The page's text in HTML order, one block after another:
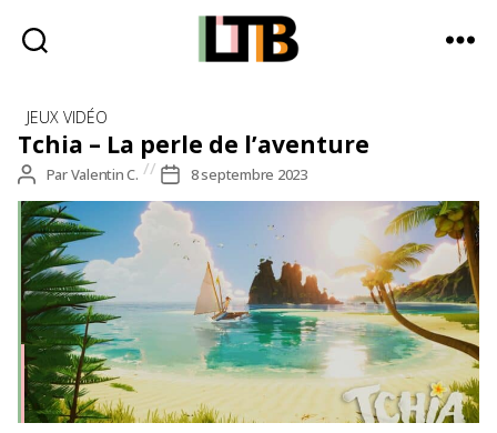
Bag
-
Média
d'information
quotidienne
Catégories
JEUX VIDÉO
Tchia – La perle de l’aventure
Auteur
de
l’article
ParValentin C.
Date
de
l’article
8 septembre 2023